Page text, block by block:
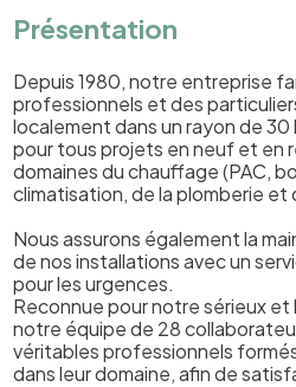
Présentation
Depuis 1980, notre entreprise
professionnels et des
localement dans un rayon de 30
pour tous projets en neuf et en
domaines du chauffage (PAC,
climatisation, de la plomberie
Nous assurons également la
de nos installations avec un
pour les urgences.
Reconnue pour notre sérieux
notre équipe de 28
véritables professionnels
dans leur domaine, afin de